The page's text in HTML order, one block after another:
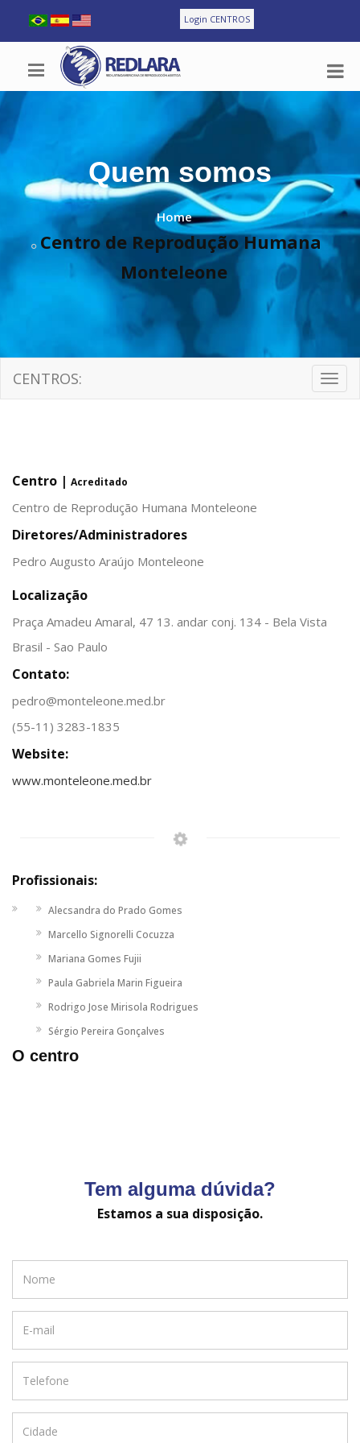
Login CENTROS
Quem somos
Home
Centro de Reprodução Humana
Monteleone
CENTROS:
Centro | Acreditado
Centro de Reprodução Humana Monteleone
Diretores/Administradores
Pedro Augusto Araújo Monteleone
Localização
Praça Amadeu Amaral, 47 13. andar conj. 134 - Bela Vista
Brasil - Sao Paulo
Contato:
pedro@monteleone.med.br
(55-11) 3283-1835
Website:
www.monteleone.med.br
Profissionais:
Alecsandra do Prado Gomes
Marcello Signorelli Cocuzza
Mariana Gomes Fujii
Paula Gabriela Marin Figueira
Rodrigo Jose Mirisola Rodrigues
Sérgio Pereira Gonçalves
O centro
Tem alguma dúvida?
Estamos a sua disposição.